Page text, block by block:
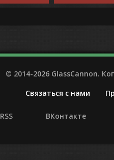
© 2014-2026 GlassCannon.
Связаться с нами
RSS ВКонтакте